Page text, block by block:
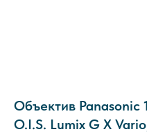
Объектив Panasonic
O.I.S. Lumix G X